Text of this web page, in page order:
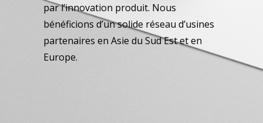
par l’innovation produit. Nous
bénéficions d’un solide réseau d’usines
partenaires en Asie du Sud Est et en
Europe.